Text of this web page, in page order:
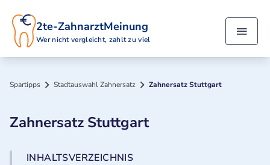
2te-ZahnarztMeinung
Wer nicht vergleicht, zahlt zu viel
Spartipps Stadtauswahl Zahnersatz Zahnersatz Stuttgart
Zahnersatz Stuttgart
INHALTSVERZEICHNIS